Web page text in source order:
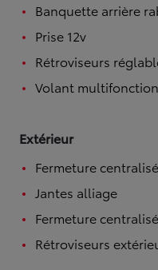
Banquette arrière
Prise 12v
Rétroviseurs
Volant
Extérieur
Fermeture
Jantes alliage
Fermeture
Rétroviseurs